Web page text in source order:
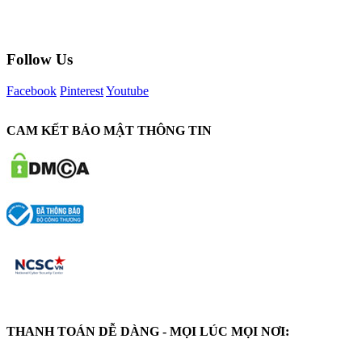
Follow Us
Facebook PinterestYoutube
CAM KẾT BẢO MẬT THÔNG TIN
THANH TOÁN DỄ DÀNG - MỌI LÚC MỌI NƠI: